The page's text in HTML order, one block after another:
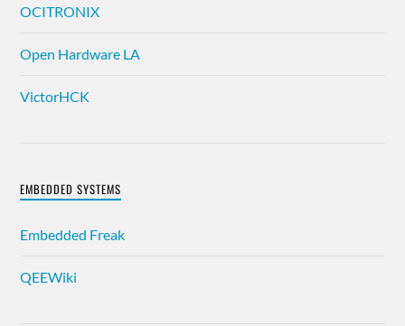
OCITRONIX
Open Hardware LA
VictorHCK
EMBEDDED SYSTEMS
Embedded Freak
QEEWiki